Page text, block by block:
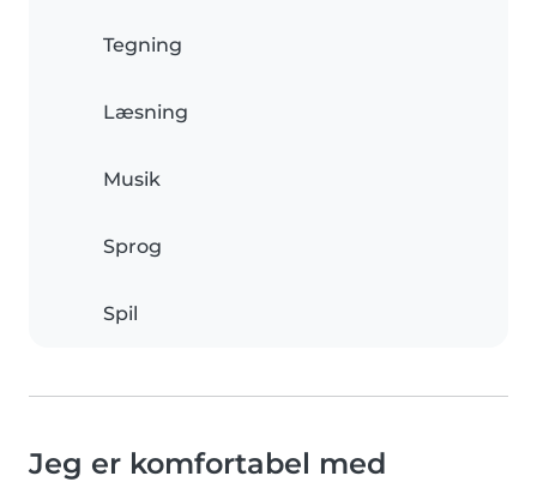
Tegning
Læsning
Musik
Sprog
Spil
Jeg er komfortabel med